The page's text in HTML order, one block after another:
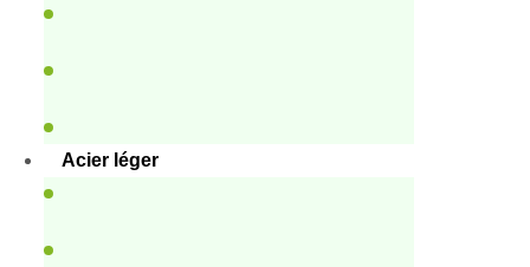
Acier léger